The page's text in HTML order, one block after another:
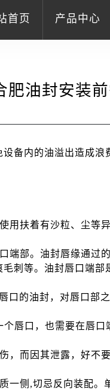
首页 产品中心
肥油封安装
设备内的油溢出造成浪
扶着有沙粒、尘等异
部。油封唇缘通过
刺等。油封唇口端部
的油封，对唇口部之
口，也需要在唇口
而因其泄露，好不
侧,切忌反向装配。